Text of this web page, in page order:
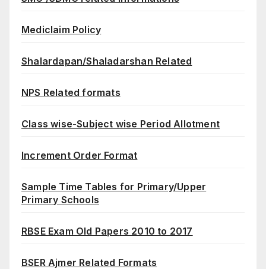
Mediclaim Policy
Shalardapan/Shaladarshan Related
NPS Related formats
Class wise-Subject wise Period Allotment
Increment Order Format
Sample Time Tables for Primary/Upper
Primary Schools
RBSE Exam Old Papers 2010 to 2017
BSER Ajmer Related Formats